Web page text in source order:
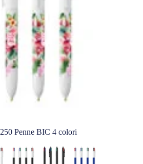
250 Penne BIC 4 colori